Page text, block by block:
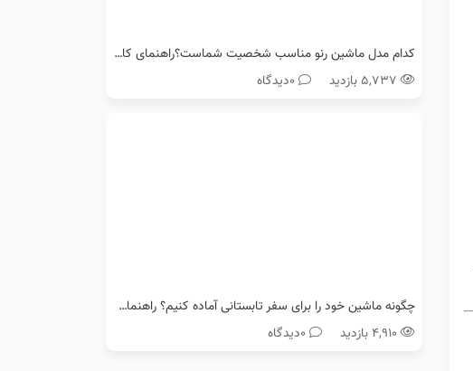
کدام مدل ماشین رنو مناسب شخصیت شماست؟راهنمای کامل انتخاب خودرو
۵,۷۳۷ بازدید
0دیدگاه
چگونه ماشین خود را برای سفر تابستانی آماده کنیم؟ راهنمای کامل رانندگان رنو
۴,۹۱۰ بازدید
0دیدگاه